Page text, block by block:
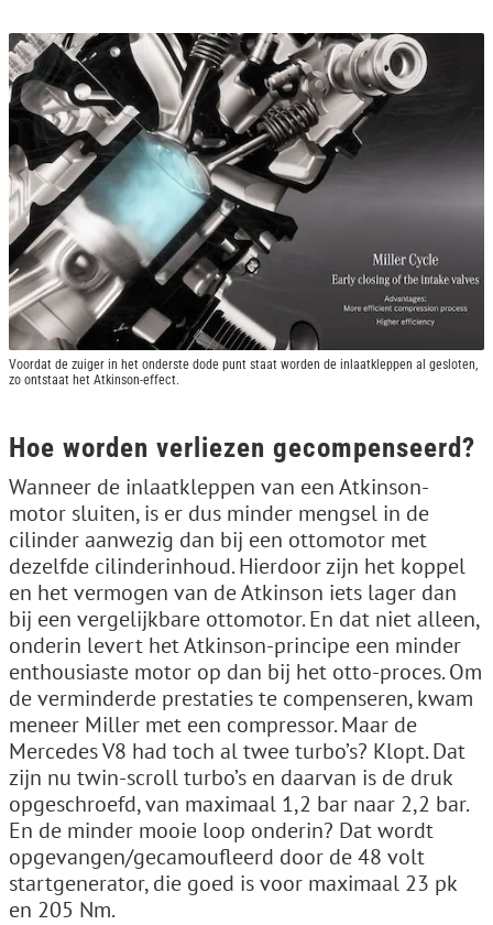
Voordat de zuiger in het onderste dode punt staat worden de inlaatkleppen al gesloten,
zo ontstaat het Atkinson-effect.
Hoe worden verliezen gecompenseerd?
Wanneer de inlaatkleppen van een Atkinson-
motor sluiten, is er dus minder mengsel in de
cilinder aanwezig dan bij een ottomotor met
dezelfde cilinderinhoud. Hierdoor zijn het koppel
en het vermogen van de Atkinson iets lager dan
bij een vergelijkbare ottomotor. En dat niet alleen,
onderin levert het Atkinson-principe een minder
enthousiaste motor op dan bij het otto-proces. Om
de verminderde prestaties te compenseren, kwam
meneer Miller met een compressor. Maar de
Mercedes V8 had toch al twee turbo’s? Klopt. Dat
zijn nu twin-scroll turbo’s en daarvan is de druk
opgeschroefd, van maximaal 1,2 bar naar 2,2 bar.
En de minder mooie loop onderin? Dat wordt
opgevangen/gecamoufleerd door de 48 volt
startgenerator, die goed is voor maximaal 23 pk
en 205 Nm.